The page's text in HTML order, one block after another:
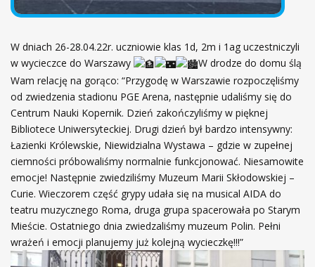
W dniach 26-28.04.22r. uczniowie klas 1d, 2m i 1ag uczestniczyli
w wycieczce do Warszawy
W drodze do domu ślą
Wam relację na gorąco: “Przygodę w Warszawie rozpoczęliśmy
od zwiedzenia stadionu PGE Arena, następnie udaliśmy się do
Centrum Nauki Kopernik. Dzień zakończyliśmy w pięknej
Bibliotece Uniwersyteckiej. Drugi dzień był bardzo intensywny:
Łazienki Królewskie, Niewidzialna Wystawa – gdzie w zupełnej
ciemności próbowaliśmy normalnie funkcjonować. Niesamowite
emocje! Następnie zwiedziliśmy Muzeum Marii Skłodowskiej –
Curie. Wieczorem część grypy udała się na musical AIDA do
teatru muzycznego Roma, druga grupa spacerowała po Starym
Mieście. Ostatniego dnia zwiedzaliśmy muzeum Polin. Pełni
wrażeń i emocji planujemy już kolejną wycieczkę!!!”